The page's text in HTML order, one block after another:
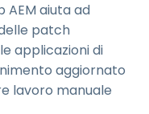
AEM aiuta ad
patch
applicazioni di
aggiornato
lavoro manuale